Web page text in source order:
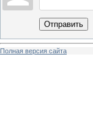
Отправить
Полная версия сайта